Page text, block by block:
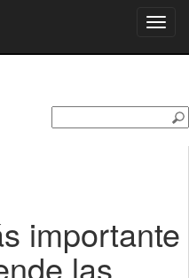
importante
las